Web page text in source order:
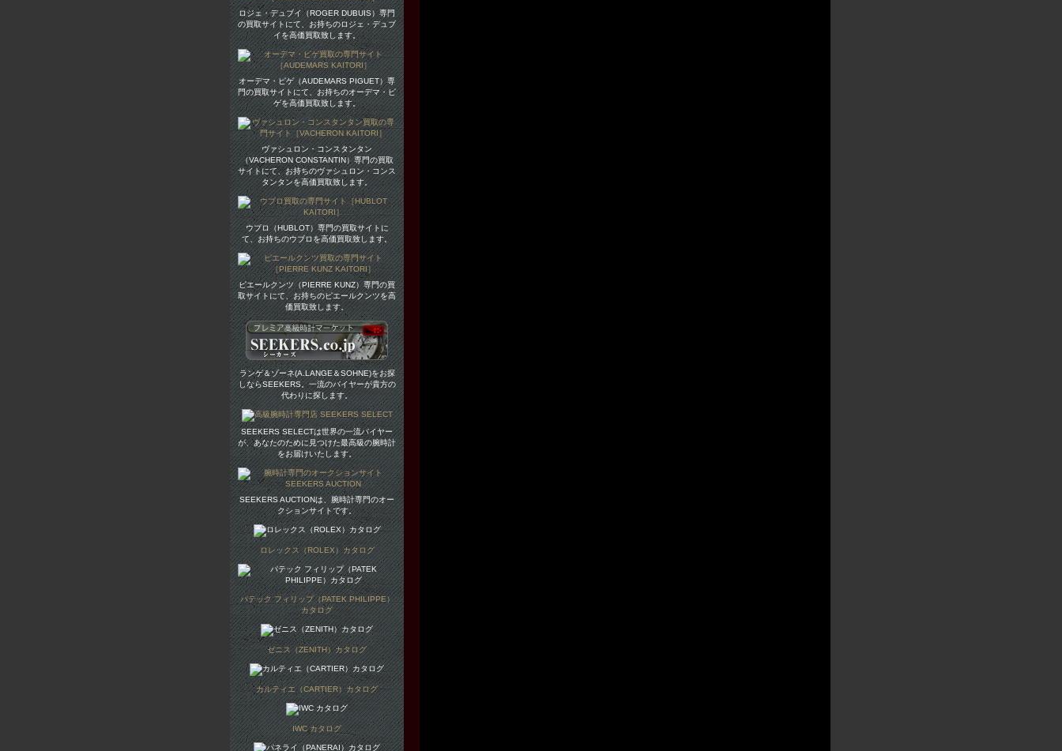
ロジェ・デュブイ（ROGER DUBUIS）専門
の買取サイトにて、お持ちのロジェ・デュブ
イを高価買取致します。
オーデマ・ピゲ（AUDEMARS PIGUET）専
門の買取サイトにて、お持ちのオーデマ・ピ
ゲを高価買取致します。
ヴァシュロン・コンスタンタン
（VACHERON CONSTANTIN）専門の買取
サイトにて、お持ちのヴァシュロン・コンス
タンタンを高価買取致します。
ウブロ（HUBLOT）専門の買取サイトに
て、お持ちのウブロを高価買取致します。
ピエールクンツ（PIERRE KUNZ）専門の買
取サイトにて、お持ちのピエールクンツを高
価買取致します。
ランゲ＆ゾーネ(A.LANGE＆SOHNE)をお探
しならSEEKERS。一流のバイヤーが貴方の
代わりに探します。
SEEKERS SELECTは世界の一流バイヤー
が、あなたのために見つけた最高級の腕時計
をお届けいたします。
SEEKERS AUCTIONは、腕時計専門のオー
クションサイトです。
ロレックス（ROLEX）カタログ
パテック フィリップ（PATEK PHILIPPE）
カタログ
ゼニス（ZENITH）カタログ
カルティエ（CARTIER）カタログ
IWC カタログ